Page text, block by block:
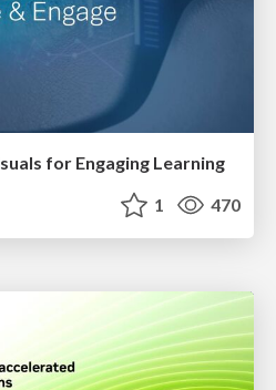
for Engaging Learning
1 470